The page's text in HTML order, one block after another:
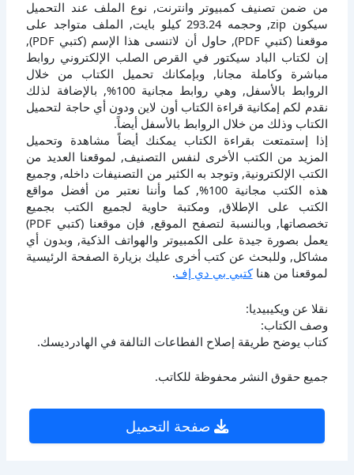
من ضمن تصنيف كمبيوتر وانترنت, نوع الملف عند التحميل
سيكون zip, وحجمه 293.24 كيلو بايت, الملف متواجد على
موقعنا (كتبي PDF), حاول أن لاتنسى هذا الإسم (كتبي PDF),
إن لكتاب الباد سيكتور في القرص الصلب الإلكتروني روابط
مباشرة وكاملة مجانا, وبإمكانك تحميل الكتاب من خلال
الروابط بالأسفل, وهي روابط مجانية 100%, بالإضافة لذلك
نقدم لكم إمكانية قراءة الكتاب أون لاين ودون أي حاجة لتحميل
الكتاب وذلك من خلال الروابط بالأسفل أيضاً.
إذا إستمتعت بقراءة الكتاب يمكنك أيضاً مشاهدة وتحميل
المزيد من الكتب الأخرى لنفس التصنيف, لموقعنا العديد من
الكتب الإلكترونية, وتوجد به الكثير من التصنيفات داخله, وجميع
هذه الكتب مجانية 100%, كما وأننا نعتبر من أفضل مواقع
الكتب على الإطلاق, ومكتبة حاوية لجميع الكتب بجميع
تخصصاتها, وبالنسبة لتصفح الموقع, فإن موقعنا (كتبي PDF)
يعمل بصورة جيدة على الكمبيوتر والهواتف الذكية, وبدون أي
مشاكل, وللبحث عن كتب أخرى عليك بزيارة الصفحة الرئيسية
لموقعنا من هناكتبي بي دي إف.
نقلا عن ويكيبيديا:
وصف الكتاب:
كتاب يوضح طريقة إصلاح الفطاعات التالفة في الهادرديسك.
جميع حقوق النشر محفوظة للكاتب.
صفحة التحميل